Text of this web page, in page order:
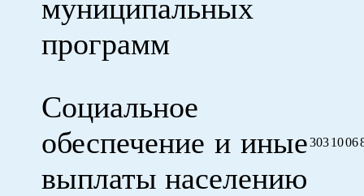
муниципальных
программ
Социальное
обеспечение и иные
выплаты населению
3031006